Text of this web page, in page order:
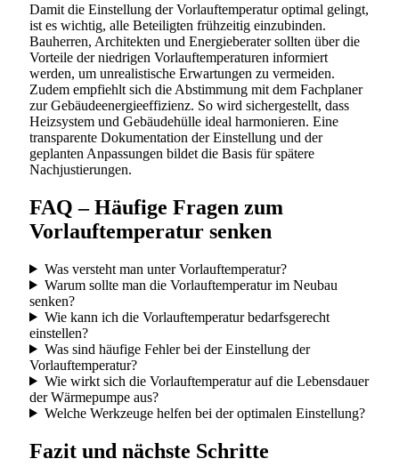
Damit die Einstellung der Vorlauftemperatur optimal gelingt,
ist es wichtig, alle Beteiligten frühzeitig einzubinden.
Bauherren, Architekten und Energieberater sollten über die
Vorteile der niedrigen Vorlauftemperaturen informiert
werden, um unrealistische Erwartungen zu vermeiden.
Zudem empfiehlt sich die Abstimmung mit dem Fachplaner
zur Gebäudeenergieeffizienz. So wird sichergestellt, dass
Heizsystem und Gebäudehülle ideal harmonieren. Eine
transparente Dokumentation der Einstellung und der
geplanten Anpassungen bildet die Basis für spätere
Nachjustierungen.
FAQ – Häufige Fragen zum
Vorlauftemperatur senken
Was versteht man unter Vorlauftemperatur?
Warum sollte man die Vorlauftemperatur im Neubau
senken?
Wie kann ich die Vorlauftemperatur bedarfsgerecht
einstellen?
Was sind häufige Fehler bei der Einstellung der
Vorlauftemperatur?
Wie wirkt sich die Vorlauftemperatur auf die Lebensdauer
der Wärmepumpe aus?
Welche Werkzeuge helfen bei der optimalen Einstellung?
Fazit und nächste Schritte